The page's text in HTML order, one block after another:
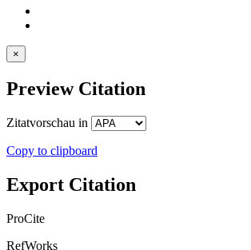
×
Preview Citation
Zitatvorschau in
Copy to clipboard
Export Citation
ProCite
RefWorks